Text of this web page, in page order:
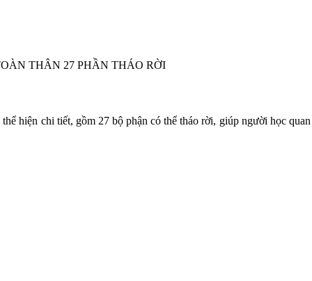
THÂN 27 PHẦN THÁO RỜI
hiện chi tiết, gồm 27 bộ phận có thể tháo rời, giúp người học